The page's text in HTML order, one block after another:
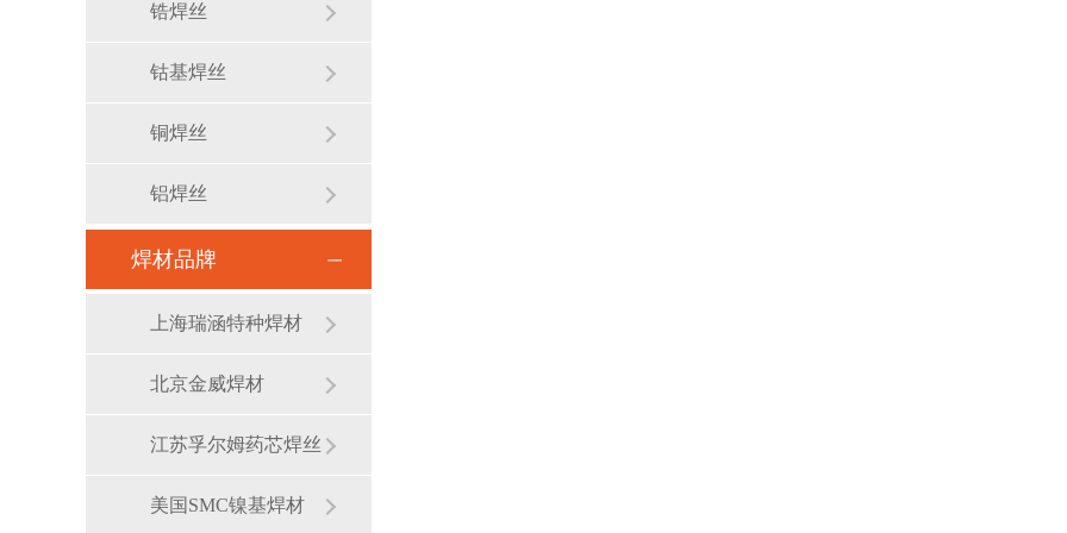
锆焊丝
钴基焊丝
铜焊丝
铝焊丝
焊材品牌
上海瑞涵特种焊材
北京金威焊材
江苏孚尔姆药芯焊丝
美国SMC镍基焊材